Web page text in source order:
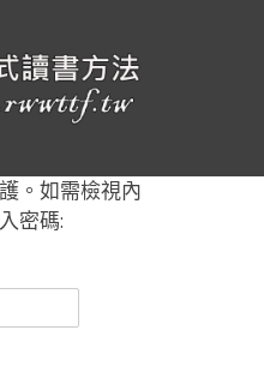
。如需檢視內
密碼: